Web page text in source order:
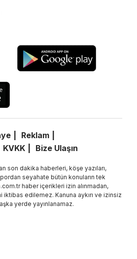
Reklam
KVKK Bize Ulaşın
son dakika haberleri, köşe yazıları,
seyahate bütün konuların tek
haber içerikleri izin alınmadan,
edilemez. Kanuna aykırı ve izinsiz
yerde yayınlanamaz.